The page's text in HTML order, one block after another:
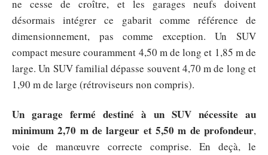
ne cesse de croître, et les garages neufs doivent
désormais intégrer ce gabarit comme référence de
dimensionnement, pas comme exception. Un SUV
compact mesure couramment 4,50 m de long et 1,85 m de
large. Un SUV familial dépasse souvent 4,70 m de long et
1,90 m de large (rétroviseurs non compris).
Un garage fermé destiné à un SUV nécessite au
minimum 2,70 m de largeur et 5,50 m de profondeur,
voie de manœuvre correcte comprise. En deçà, le